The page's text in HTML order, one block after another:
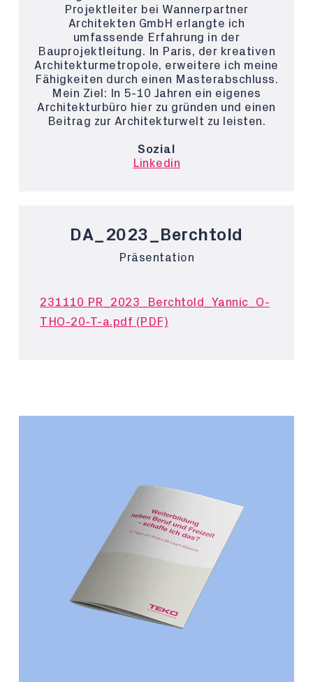
Projektleiter bei Wannerpartner
Architekten GmbH erlangte ich
umfassende Erfahrung in der
Bauprojektleitung. In Paris, der kreativen
Architekturmetropole, erweitere ich meine
Fähigkeiten durch einen Masterabschluss.
Mein Ziel: In 5-10 Jahren ein eigenes
Architekturbüro hier zu gründen und einen
Beitrag zur Architekturwelt zu leisten.
Sozial
Linkedin
DA_2023_Berchtold
Präsentation
231110 PR_2023_Berchtold_Yannic_O-
THO-20-T-a.pdf (PDF)